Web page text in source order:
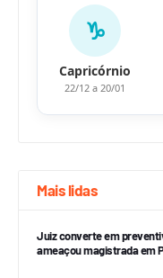
♑
Capricórnio
22/12 a 20/01
Mais lidas
Juiz converte em
ameaçou magistrada em